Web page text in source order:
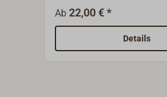
verchromt.Geschlossen
Riegelführung.Lieferung
Ab22,00 € *
Details